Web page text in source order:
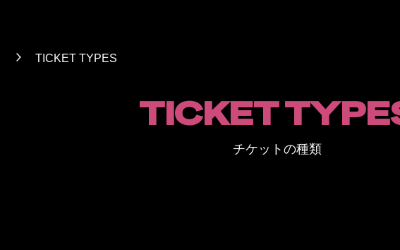
TICKET TYPES
TICKET
チケットの種類